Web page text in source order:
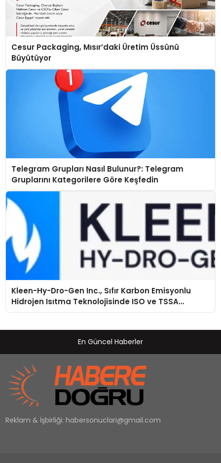
Cesur Packaging, Mısır’daki Üretim Üssünü
Büyütüyor
Telegram Grupları Nasıl Bulunur?: Telegram
Gruplarını Kategorilere Göre Keşfedin
Kleen-Hy-Dro-Gen Inc., Sıfır Karbon Emisyonlu
Hidrojen Isıtma Teknolojisinde ISO ve TSSA
Düzenleyici Onaylarını Aldı
En Güncel Haberler
Reklam & İşbirliği: habersonuclari@gmail.com